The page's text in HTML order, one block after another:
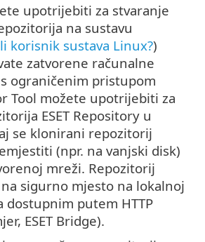
upotrijebiti za stvaranje
na sustavu
korisnik sustava Linux?)
zatvorene računalne
ograničenim pristupom
Tool možete upotrijebiti za
ESET Repository u
se klonirani repozitorij
(npr. na vanjski disk)
mreži. Repozitorij
sigurno mjesto na lokalnoj
dostupnim putem HTTP
ESET Bridge).